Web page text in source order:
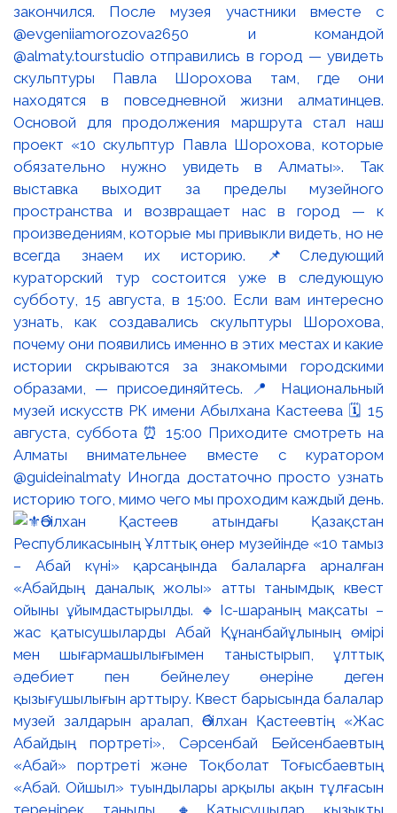
закончился. После музея участники вместе с
@evgeniiamorozova2650 и командой
@almaty.tourstudio отправились в город — увидеть
скульптуры Павла Шорохова там, где они
находятся в повседневной жизни алматинцев.
Основой для продолжения маршрута стал наш
проект «10 скульптур Павла Шорохова, которые
обязательно нужно увидеть в Алматы». Так
выставка выходит за пределы музейного
пространства и возвращает нас в город — к
произведениям, которые мы привыкли видеть, но не
всегда знаем их историю. 📌Следующий
кураторский тур состоится уже в следующую
субботу, 15 августа, в 15:00. Если вам интересно
узнать, как создавались скульптуры Шорохова,
почему они появились именно в этих местах и какие
истории скрываются за знакомыми городскими
образами, — присоединяйтесь. 📍 Национальный
музей искусств РК имени Абылхана Кастеева 🗓 15
августа, суббота ⏰ 15:00 Приходите смотреть на
Алматы внимательнее вместе с куратором
@guideinalmaty Иногда достаточно просто узнать
историю того, мимо чего мы проходим каждый день.